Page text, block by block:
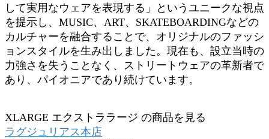
して実用なウェアを表現する」というユニークな視点
を提示し、MUSIC、ART、SKATEBOARDINGなどの
カルチャーを融合することで、オリジナルのファッシ
ョンスタイルを生み出しました。現在も、設立当時の
力強さを失うことなく、ストリートウェアの革新者で
あり、パイオニアであり続けています。
XLARGE エクストララージ の商品を見る
ラグジュリアス本店